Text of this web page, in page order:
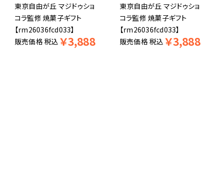
東京自由が丘 マジドゥショ
コラ監修 焼菓子ギフト
【rm26036fcd033】
販売価格税込 ￥3,888
東京自由が丘 マジドゥショ
コラ監修 焼菓子ギフト
【rm26036fcd033】
販売価格税込 ￥3,888